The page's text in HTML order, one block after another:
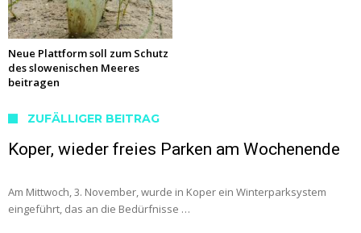
Neue Plattform soll zum Schutz
des slowenischen Meeres
beitragen
ZUFÄLLIGER BEITRAG
Koper, wieder freies Parken am Wochenende
Am Mittwoch, 3. November, wurde in Koper ein Winterparksystem
eingeführt, das an die Bedürfnisse …